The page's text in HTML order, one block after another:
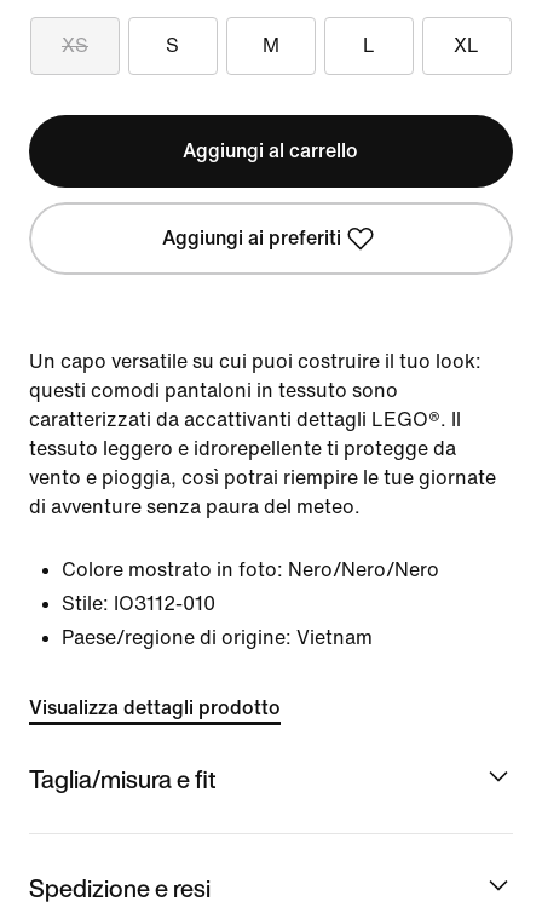
XS S M L XL
Aggiungi al carrello
Aggiungi ai preferiti
Un capo versatile su cui puoi costruire il tuo look:
questi comodi pantaloni in tessuto sono
caratterizzati da accattivanti dettagli LEGO®. Il
tessuto leggero e idrorepellente ti protegge da
vento e pioggia, così potrai riempire le tue giornate
di avventure senza paura del meteo.
Colore mostrato in foto: Nero/Nero/Nero
Stile: IO3112-010
Paese/regione di origine: Vietnam
Visualizza dettagli prodotto
Taglia/misura e fit
Spedizione e resi